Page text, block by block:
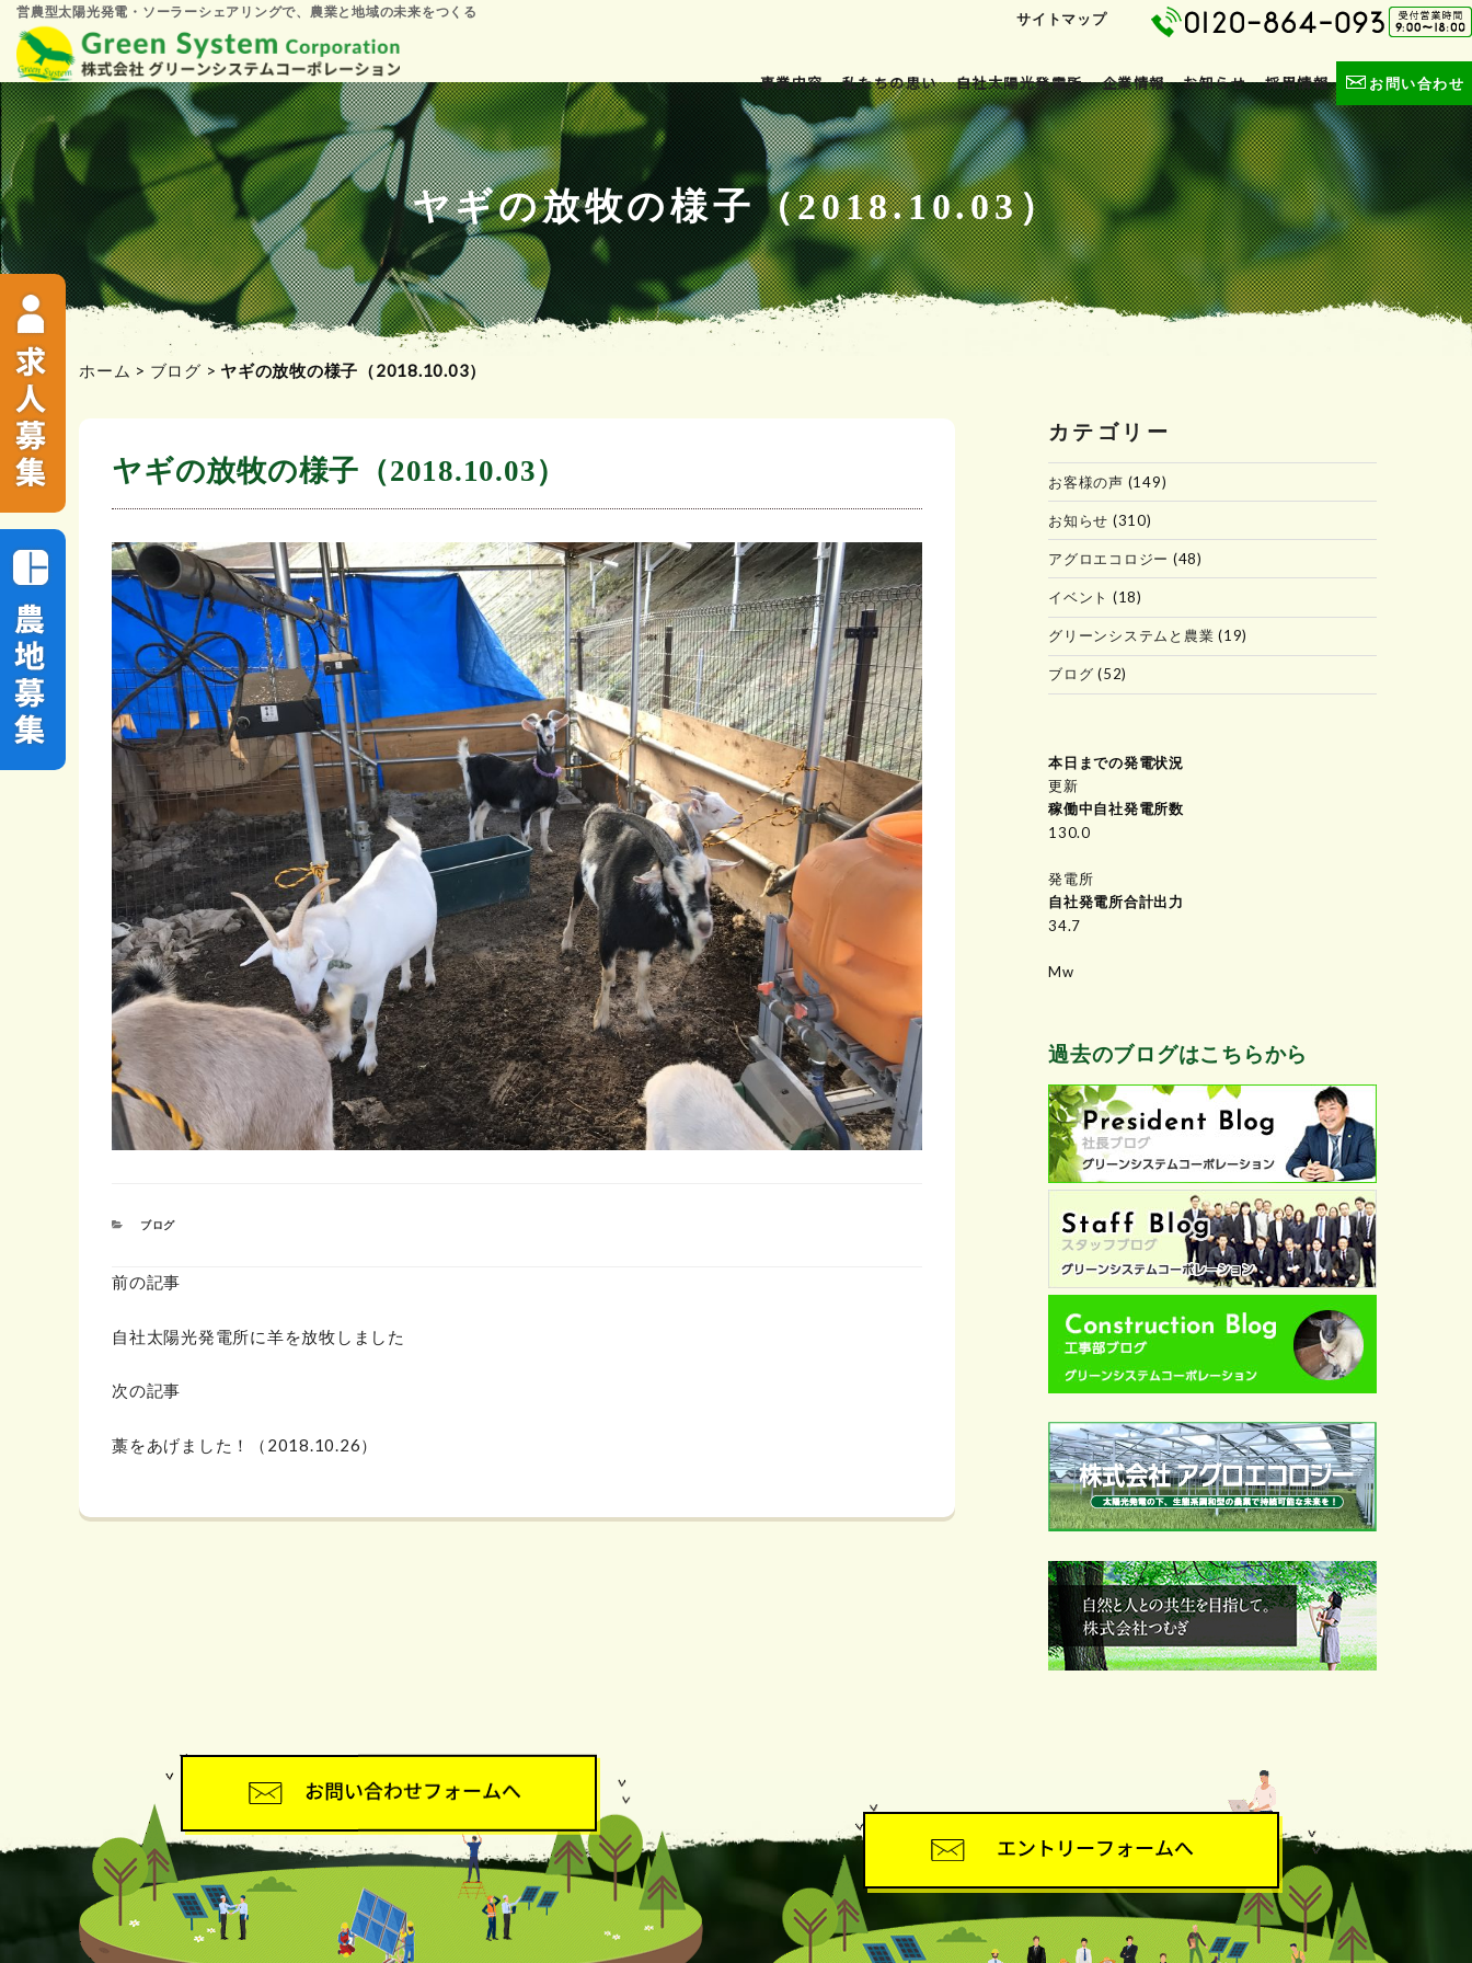
ン
テ
ン
ツ
へ
ス
キ
ッ
営農型太陽光発電・ソーラーシェアリングで、農業と地域の未来をつくる サイトマップ
事業内容 私たちの思い 自社太陽光発電所 企業情報 お知らせ 採用情報 お問い合わせ
ヤギの放牧の様子（2018.10.03）
ホーム > ブログ > ヤギの放牧の様子（2018.10.03）
ヤギの放牧の様子（2018.10.03）
カ
リ
ー
ブログ
前の記事
自社太陽光発電所に羊を放牧しました
次の記事
藁をあげました！（2018.10.26）
カテゴリー
お客様の声 (149)
お知らせ (310)
アグロエコロジー (48)
イベント (18)
グリーンシステムと農業 (19)
ブログ (52)
本日までの発電状況
更新
稼働中自社発電所数
154.1
発電所
自社発電所合計出力
34.7
Mw
過去のブログはこちらから